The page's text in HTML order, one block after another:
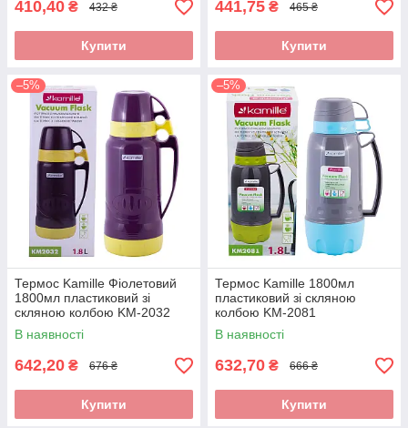
410,40 ₴ 432 ₴
Купити
441,75 ₴ 465 ₴
Купити
–5%
Термос Kamille Фіолетовий
1800мл пластиковий зі
скляною колбою KM-2032
В наявності
642,20 ₴ 676 ₴
Купити
–5%
Термос Kamille 1800мл
пластиковий зі скляною
колбою KM-2081
В наявності
632,70 ₴ 666 ₴
Купити